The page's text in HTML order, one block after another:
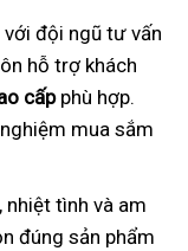
đội ngũ tư vấn
hỗ trợ khách
cấpphù hợp.
mua sắm
nhiệt tình và am
đúng sản phẩm